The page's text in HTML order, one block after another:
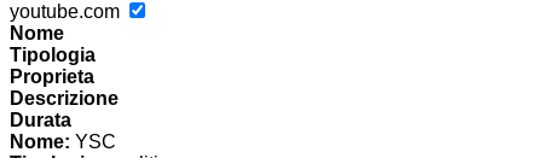
youtube.com
Nome
Tipologia
Proprieta
Descrizione
Durata
Nome: YSC